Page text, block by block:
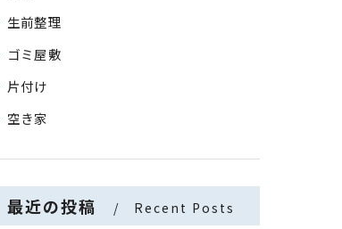
生前整理
ゴミ屋敷
片付け
空き家
最近の投稿 Recent Posts